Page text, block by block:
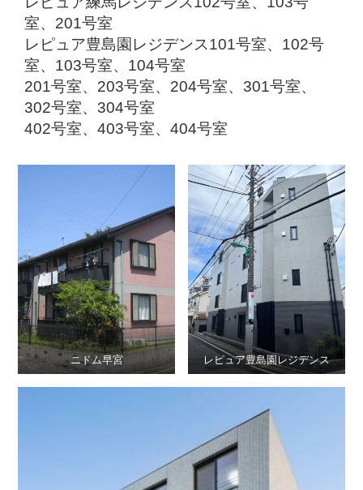
室、 201号室
レピュア豊島園レジデンス101号室、 102号
室、 103号室、 104号室
201号室、 203号室、 204号室、 301号室、
302号室、 304号室
402号室、 403号室、 404号室
ニドム早宮 レピュア豊島園レジデンス